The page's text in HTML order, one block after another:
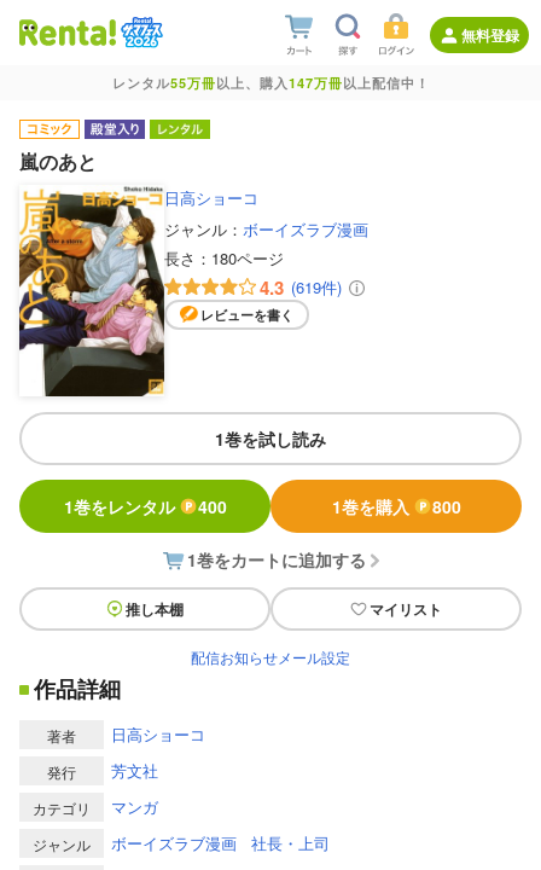
無料登録
レンタル55万冊以上、購入147万冊以上配信中！
嵐のあと
日高ショーコ
ジャンル： ボーイズラブ漫画
長さ： 180ページ
4.3 (619件)
レビューを書く
1巻を試し読み
1巻をレンタル 400 1巻を購入 800
1巻をカートに追加する
推し本棚 マイリスト
配信お知らせメール設定
作品詳細
著者 日高ショーコ
発行 芳文社
カテゴリ マンガ
ジャンル ボーイズラブ漫画 社長・上司